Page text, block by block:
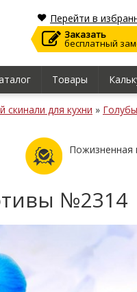
Перейти в
Заказать
бесплатный
Товары
скинали для кухни »
Пожизненная
№2314